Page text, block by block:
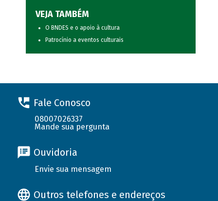
VEJA TAMBÉM
O BNDES e o apoio à cultura
Patrocínio a eventos culturais
Fale Conosco
08007026337
Mande sua pergunta
Ouvidoria
Envie sua mensagem
Outros telefones e endereços